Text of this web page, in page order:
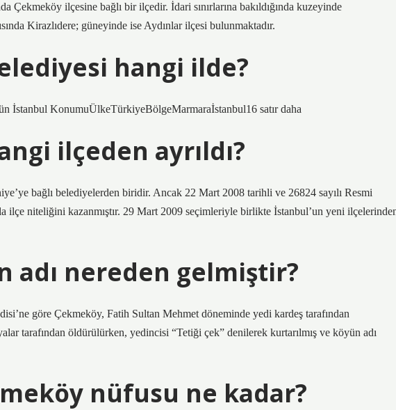
Çekmeköy ilçesine bağlı bir ilçedir. İdari sınırlarına bakıldığında kuzeyinde
Kirazlıdere; güneyinde ise Aydınlar ilçesi bulunmaktadır.
hangi ilde?
İstanbul KonumuÜlkeTürkiyeBölgeMarmaraİstanbul16 satır daha
ilçeden ayrıldı?
bağlı belediyelerden biridir. Ancak 22 Mart 2008 tarihli ve 26824 sayılı Resmi
ilçe niteliğini kazanmıştır. 29 Mart 2009 seçimleriyle birlikte İstanbul’un yeni
adı nereden gelmiştir?
göre Çekmeköy, Fatih Sultan Mehmet döneminde yedi kardeş tarafından
tarafından öldürülürken, yedincisi “Tetiği çek” denilerek kurtarılmış ve köyün adı
nüfusu ne kadar?